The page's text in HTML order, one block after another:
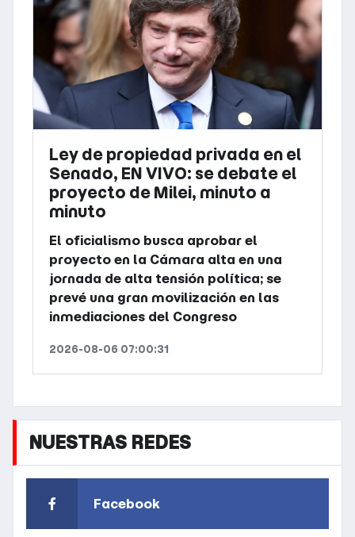
Ley de propiedad privada en el
Senado, EN VIVO: se debate el
proyecto de Milei, minuto a
minuto
El oficialismo busca aprobar el
proyecto en la Cámara alta en una
jornada de alta tensión política; se
prevé una gran movilización en las
inmediaciones del Congreso
2026-08-06 07:00:31
NUESTRAS REDES
Facebook